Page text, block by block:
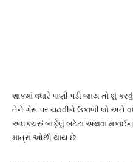
શાકમાં વધારે પાણી પડી જાય તો શું
તેને ગેસ પર ચઢાવીને ઉકાળી લો અને
અધકચરું બાફેલું બટેટા અથવા મકાઈના
માત્રા ઓછી થાય છે.